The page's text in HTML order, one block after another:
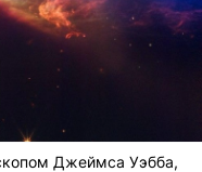
Джеймса Уэбба,